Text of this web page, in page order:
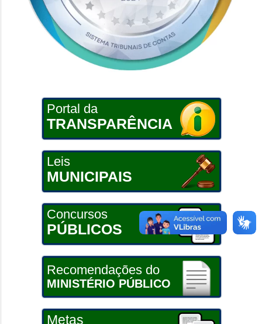
Portal da
TRANSPARÊNCIA
Leis
MUNICIPAIS
Concursos
PÚBLICOS
Recomendações do
MINISTÉRIO PÚBLICO
Metas